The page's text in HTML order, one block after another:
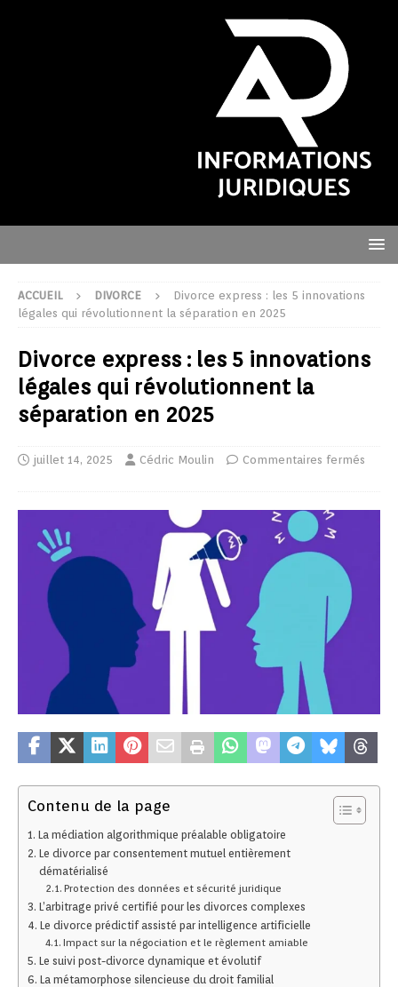
ACCUEIL DIVORCE
Divorce express : les 5 innovations
légales qui révolutionnent la séparation en 2025
Divorce express : les 5 innovations
légales qui révolutionnent la
séparation en 2025
juillet 14, 2025 Cédric Moulin Commentaires fermés
Contenu de la page
La médiation algorithmique préalable obligatoire
Le divorce par consentement mutuel entièrement
dématérialisé
Protection des données et sécurité juridique
L’arbitrage privé certifié pour les divorces complexes
Le divorce prédictif assisté par intelligence artificielle
Impact sur la négociation et le règlement amiable
Le suivi post-divorce dynamique et évolutif
La métamorphose silencieuse du droit familial